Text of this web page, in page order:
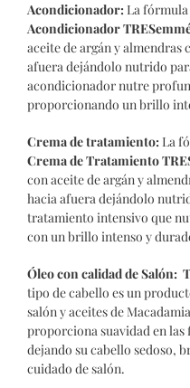
Acondicionador:La
Acondicionador
aceite de argán y almendras
afuera dejándolo nutrido
acondicionador nutre
proporcionando un brillo
Crema de tratamiento:La
Crema de Tratamiento
con aceite de argán y
hacia afuera dejándolo
tratamiento intensivo que
con un brillo intenso y
Óleo con calidad de Salón:
tipo de cabello es un
salón y aceites de
proporciona suavidad en
dejando su cabello sedoso,
cuidado de salón.